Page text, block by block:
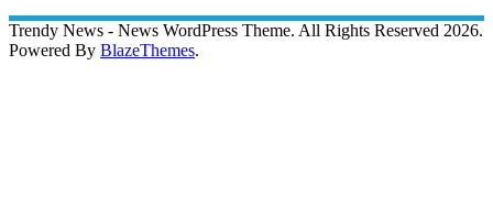
Trendy News - News WordPress Theme. All Rights Reserved 2026.
Powered By BlazeThemes.